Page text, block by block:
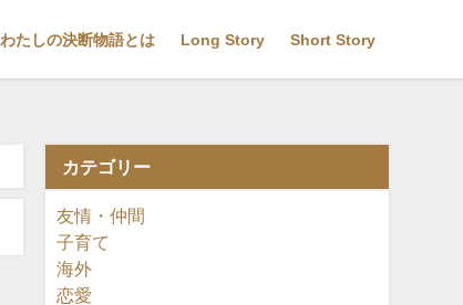
わたしの決断物語とは Long Story Short Story
カテゴリー
友情・仲間
子育て
海外
恋愛